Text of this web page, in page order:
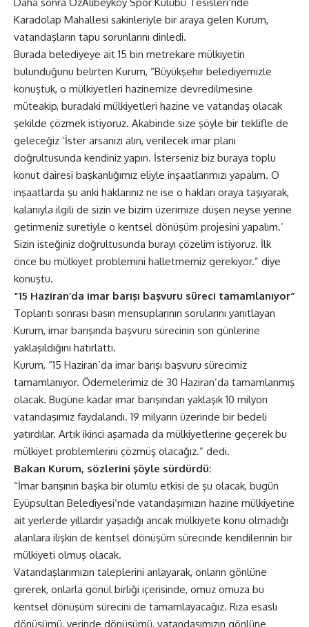
Karadolap Mahallesi sakinleriyle bir araya gelen Kurum,
vatandaşların tapu sorunlarını dinledi.
Burada belediyeye ait 15 bin metrekare mülkiyetin
bulunduğunu belirten Kurum, “Büyükşehir belediyemizle
konuştuk, o mülkiyetleri hazinemize devredilmesine
müteakip, buradaki mülkiyetleri hazine ve vatandaş olacak
şekilde çözmek istiyoruz. Akabinde size şöyle bir teklifle de
geleceğiz ‘İster arsanızı alın, verilecek imar planı
doğrultusunda kendiniz yapın. İsterseniz biz buraya toplu
konut dairesi başkanlığımız eliyle inşaatlarımızı yapalım. O
inşaatlarda şu anki haklarınız ne ise o hakları oraya taşıyarak,
kalanıyla ilgili de sizin ve bizim üzerimize düşen neyse yerine
getirmeniz suretiyle o kentsel dönüşüm projesini yapalım.’
Sizin isteğiniz doğrultusunda burayı çözelim istiyoruz. İlk
önce bu mülkiyet problemini halletmemiz gerekiyor.” diye
konuştu.
“15 Haziran’da imar barışı başvuru süreci tamamlanıyor”
Toplantı sonrası basın mensuplarının sorularını yanıtlayan
Kurum, imar barışında başvuru sürecinin son günlerine
yaklaşıldığını hatırlattı.
Kurum, “15 Haziran’da imar barışı başvuru sürecimiz
tamamlanıyor. Ödemelerimiz de 30 Haziran’da tamamlanmış
olacak. Bugüne kadar imar barışından yaklaşık 10 milyon
vatandaşımız faydalandı. 19 milyarın üzerinde bir bedeli
yatırdılar. Artık ikinci aşamada da mülkiyetlerine geçerek bu
mülkiyet problemlerini çözmüş olacağız.” dedi.
Bakan Kurum, sözlerini şöyle sürdürdü:
“İmar barışının başka bir olumlu etkisi de şu olacak, bugün
Eyüpsultan Belediyesi’nde vatandaşımızın hazine mülkiyetine
ait yerlerde yıllardır yaşadığı ancak mülkiyete konu olmadığı
alanlara ilişkin de kentsel dönüşüm sürecinde kendilerinin bir
mülkiyeti olmuş olacak.
Vatandaşlarımızın taleplerini anlayarak, onların gönlüne
girerek, onlarla gönül birliği içerisinde, omuz omuza bu
kentsel dönüşüm sürecini de tamamlayacağız. Rıza esaslı
dönüşümü, yerinde dönüşümü, vatandaşımızın gönlüne